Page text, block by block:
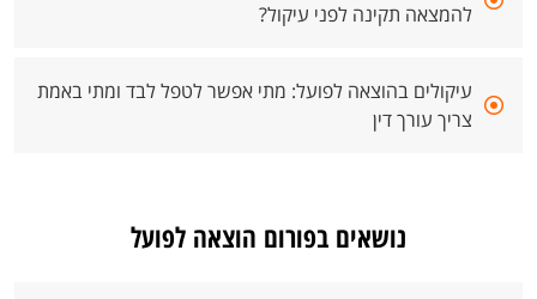
להמצאה תקינה לפני עיקול?
עיקולים בהוצאה לפועל: מתי אפשר לטפל לבד ומתי באמת
צריך עורך דין
נושאים בפורום הוצאה לפועל